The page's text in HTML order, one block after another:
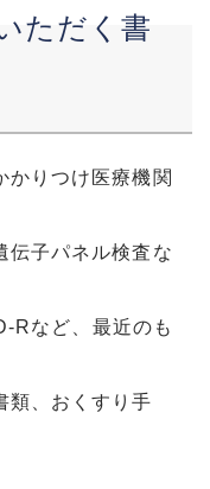
ただく書
かりつけ医療機関
伝子パネル検査な
Rなど、最近のも
類、おくすり手